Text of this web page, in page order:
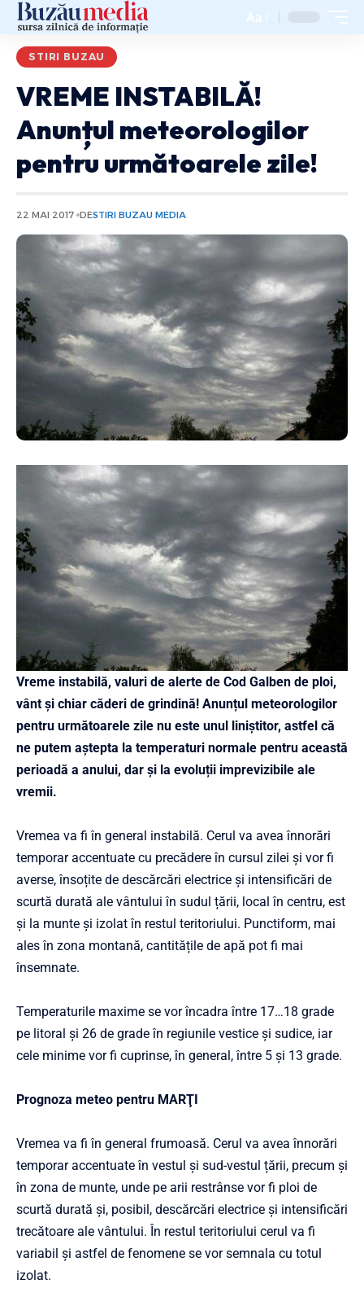
Aa
STIRI BUZAU
VREME INSTABILĂ!
Anunțul meteorologilor
pentru următoarele zile!
22 MAI 2017 DESTIRI BUZAU MEDIA
Vreme instabilă, valuri de alerte de Cod Galben de ploi,
vânt și chiar căderi de grindină! Anunțul meteorologilor
pentru următoarele zile nu este unul liniștitor, astfel că
ne putem aștepta la temperaturi normale pentru această
perioadă a anului, dar și la evoluții imprevizibile ale
vremii.
Vremea va fi în general instabilă. Cerul va avea înnorări
temporar accentuate cu precădere în cursul zilei și vor fi
averse, însoțite de descărcări electrice și intensificări de
scurtă durată ale vântului în sudul țării, local în centru, est
și la munte și izolat în restul teritoriului. Punctiform, mai
ales în zona montană, cantitățile de apă pot fi mai
însemnate.
Temperaturile maxime se vor încadra între 17…18 grade
pe litoral şi 26 de grade în regiunile vestice și sudice, iar
cele minime vor fi cuprinse, în general, între 5 şi 13 grade.
Prognoza meteo pentru MARŢI
Vremea va fi în general frumoasă. Cerul va avea înnorări
temporar accentuate în vestul și sud-vestul țării, precum și
în zona de munte, unde pe arii restrânse vor fi ploi de
scurtă durată și, posibil, descărcări electrice și intensificări
trecătoare ale vântului. În restul teritoriului cerul va fi
variabil și astfel de fenomene se vor semnala cu totul
izolat.